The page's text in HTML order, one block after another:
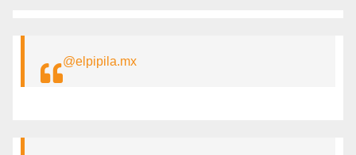
@elpipila.mx